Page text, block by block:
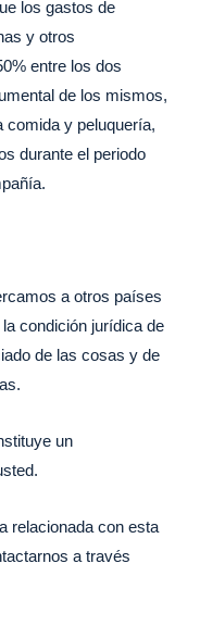
los gastos de
y otros
entre los dos
de los mismos,
comida y peluquería,
durante el periodo
a otros países
condición jurídica de
de las cosas y de
un
relacionada con esta
a través